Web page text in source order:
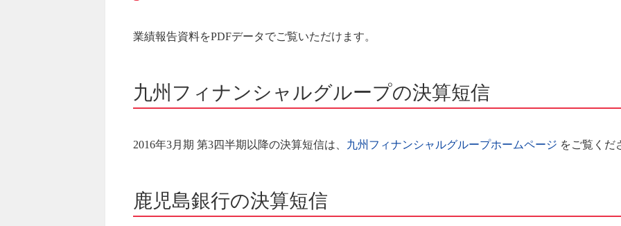
業績報告資料をPDFデータでご覧いただけます。
九州フィナンシャルグループの決算短信
2016年3月期 第3四半期以降の決算短信は、 九州フィナンシャルグループホームページ をご覧くだ
鹿児島銀行の決算短信